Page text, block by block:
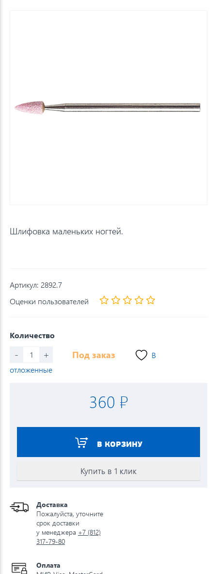
Шлифовка маленьких ногтей.
Артикул: 2892.7
Оценки пользователей
Количество
- + Под заказ
В
отложенные
360 ₽
В КОРЗИНУ
Купить в 1 клик
Доставка
Пожалуйста, уточните
срок доставки
у менеджера +7 (812)
317-79-80
Оплата